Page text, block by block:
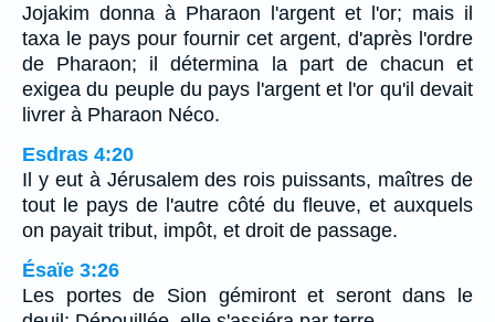
Jojakim donna à Pharaon l'argent et l'or; mais il
taxa le pays pour fournir cet argent, d'après l'ordre
de Pharaon; il détermina la part de chacun et
exigea du peuple du pays l'argent et l'or qu'il devait
livrer à Pharaon Néco.
Esdras 4:20
Il y eut à Jérusalem des rois puissants, maîtres de
tout le pays de l'autre côté du fleuve, et auxquels
on payait tribut, impôt, et droit de passage.
Ésaïe 3:26
Les portes de Sion gémiront et seront dans le